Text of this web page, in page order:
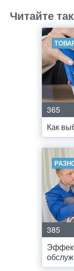
Читайте
365
Как
385